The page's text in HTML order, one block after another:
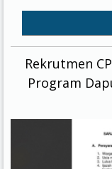
Rekrutmen
Program